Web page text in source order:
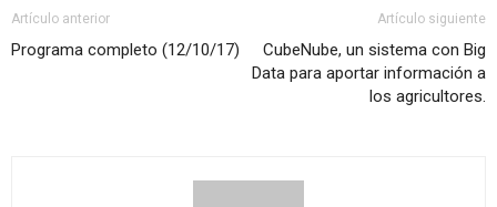
Artículo anterior
Programa completo (12/10/17)
Artículo siguiente
CubeNube, un sistema con Big
Data para aportar información a
los agricultores.